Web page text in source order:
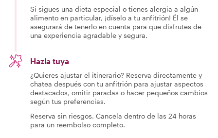
Si sigues una dieta especial o tienes alergia a algún
alimento en particular, ¡díselo a tu anfitrión! Él se
asegurará de tenerlo en cuenta para que disfrutes de
una experiencia agradable y segura.
Hazla tuya
¿Quieres ajustar el itinerario? Reserva directamente y
chatea después con tu anfitrión para ajustar aspectos
destacados, omitir paradas o hacer pequeños cambios
según tus preferencias.
Reserva sin riesgos. Cancela dentro de las 24 horas
para un reembolso completo.